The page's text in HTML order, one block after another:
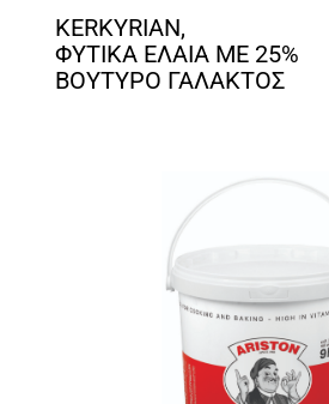
KERKYRIAN,
ΦΥΤΙΚΑ ΕΛΑΙΑ ΜΕ 25%
ΒΟΥΤΥΡΟ ΓΑΛΑΚΤΟΣ